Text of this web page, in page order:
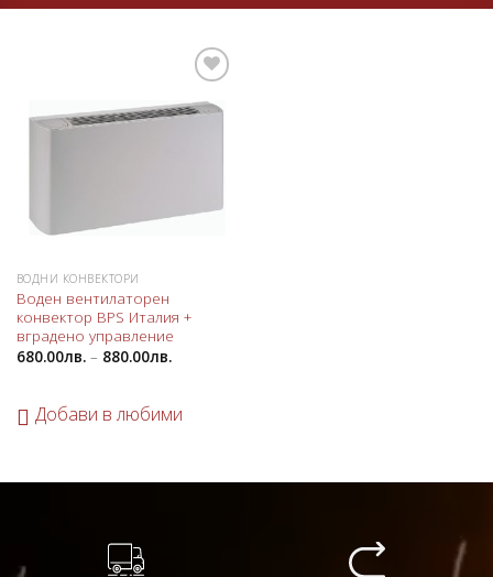
в
ВОДНИ КОНВЕКТОРИ
Воден вентилаторен
конвектор BPS Италия +
вградено управление
680.00лв.– 880.00лв.
Добави в любими